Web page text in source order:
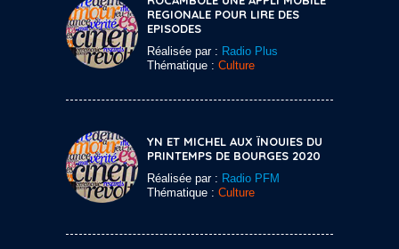
REGIONALE POUR LIRE DES
EPISODES
Réalisée par : Radio Plus
Thématique : Culture
YN ET MICHEL AUX ÏNOUIES DU
PRINTEMPS DE BOURGES 2020
Réalisée par : Radio PFM
Thématique : Culture